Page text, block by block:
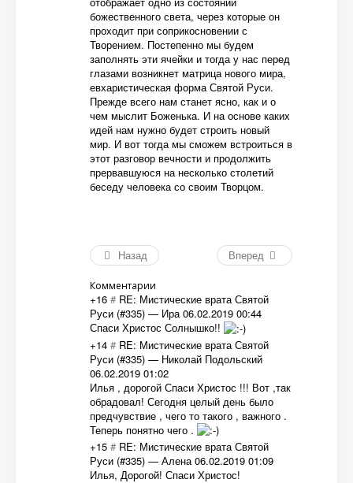
божественного света, через которые он
проходит при соприкосновении с
Творением. Постепенно мы будем
заполнять эти ячейки и тогда у нас перед
глазами возникнет матрица нового мира,
евхаристическая форма Святой Руси.
Прежде всего нам станет ясно, как и о
чем мыслит Боженька. И на основе каких
идей нам нужно будет строить новый
мир. И вот тогда мы сможем встроиться в
этот разговор вечности и продолжить
прервавшуюся на несколько столетий
беседу человека со своим Творцом.
Назад Вперед
Комментарии
+16 # RE: Мистические врата Святой
Руси (#335)— Ира06.02.2019 00:44
Спаси Христос Солнышко!!
+14 # RE: Мистические врата Святой
Руси (#335)— Николай Подольский
06.02.2019 01:02
Илья , дорогой Спаси Христос !!! Вот ,так
обрадовал! Сегодня целый день было
предчувствие , чего то такого , важного .
Теперь понятно чего .
+15 # RE: Мистические врата Святой
Руси (#335)— Алена 06.02.2019 01:09
Илья, Дорогой! Спаси Христос!